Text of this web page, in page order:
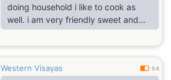
doing household i like to cook as
well. i am very friendly sweet and
understanding and obedient
Western Visayas 0.4